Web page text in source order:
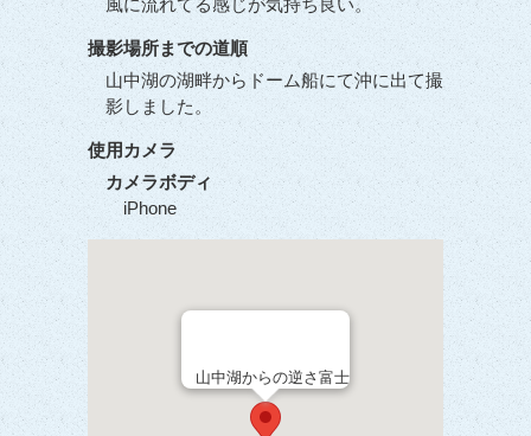
風に流れてる感じが気持ち良い。
撮影場所までの道順
山中湖の湖畔からドーム船にて沖に出て撮
影しました。
使用カメラ
カメラボディ
iPhone
山中湖からの逆さ富士